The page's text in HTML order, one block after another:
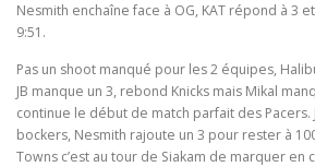
Nesmith enchaîne face à OG, KAT répond à 3
9:51.
Pas un shoot manqué pour les 2 équipes,
JB manque un 3, rebond Knicks mais Mikal
continue le début de match parfait des
bockers, Nesmith rajoute un 3 pour rester à
Towns c’est au tour de Siakam de marquer en